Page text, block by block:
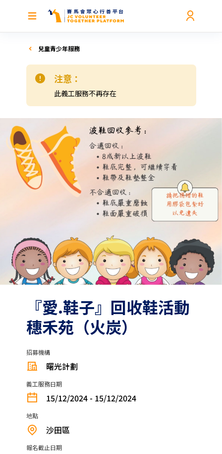
兒童青少年服務
注意：
此義工服務不再存在
『愛.鞋子』回收鞋活動
穗禾苑（火炭）
招募機構
曙光計劃
義工服務日期
15/12/2024 - 15/12/2024
地點
沙田區
報名截止日期